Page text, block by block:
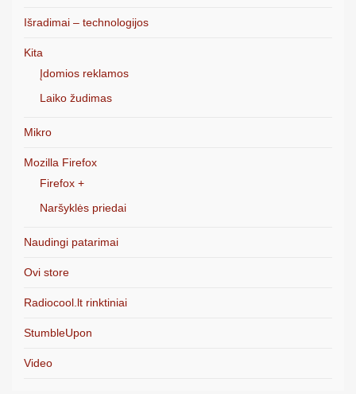
Išradimai – technologijos
Kita
Įdomios reklamos
Laiko žudimas
Mikro
Mozilla Firefox
Firefox +
Naršyklės priedai
Naudingi patarimai
Ovi store
Radiocool.lt rinktiniai
StumbleUpon
Video